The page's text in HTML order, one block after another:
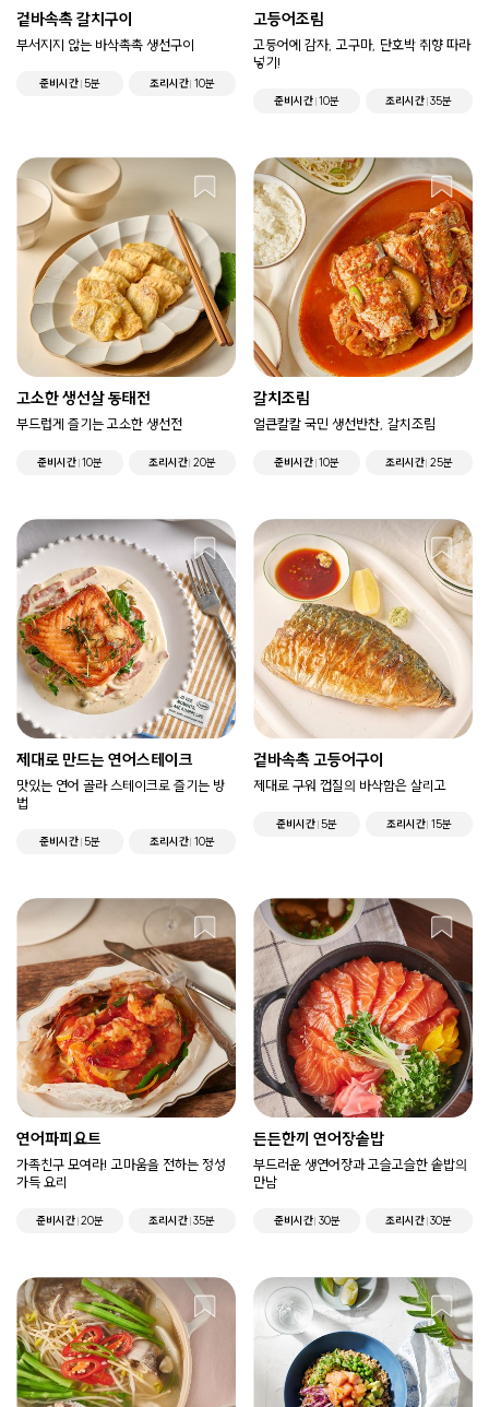
겉바속촉 갈치구이
부서지지 않는 바삭촉촉 생선구이
준비시간 5분 조리시간 10분
고등어조림
고등어에 감자, 고구마, 단호박 취향 따라
넣기!
준비시간 10분 조리시간 35분
고소한 생선살 동태전
부드럽게 즐기는 고소한 생선전
준비시간 10분 조리시간 20분
갈치조림
얼큰칼칼 국민 생선반찬, 갈치조림
준비시간 10분 조리시간 25분
제대로 만드는 연어스테이크
맛있는 연어 골라 스테이크로 즐기는 방
법
준비시간 5분 조리시간 10분
겉바속촉 고등어구이
제대로 구워 껍질의 바삭함은 살리고
준비시간 5분 조리시간 15분
연어파피요트​
가족친구 모여라! 고마움을 전하는 정성
가득 요리
준비시간 20분 조리시간 35분
든든한끼 연어장솥밥
부드러운 생연어장과 고슬고슬한 솥밥의
만남
준비시간 30분 조리시간 30분